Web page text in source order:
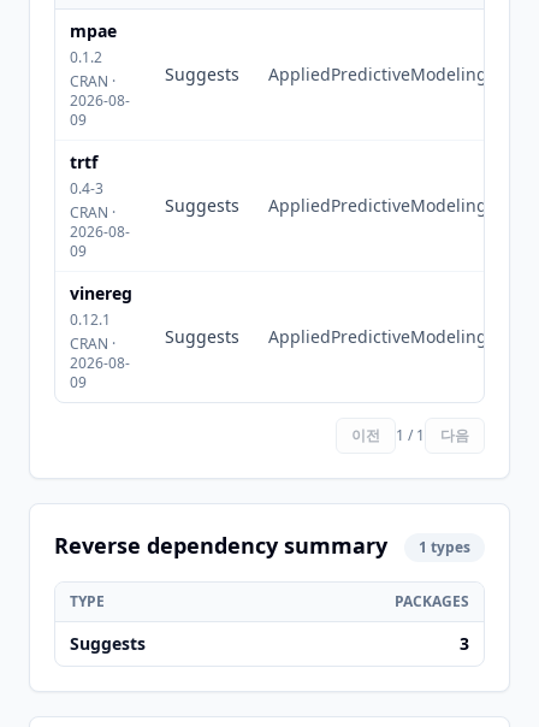
mpae
0.1.2
CRAN ·
2026-08-
09
Suggests AppliedPredictiveModeling
trtf
0.4-3
CRAN ·
2026-08-
09
Suggests AppliedPredictiveModeling
vinereg
0.12.1
CRAN ·
2026-08-
09
Suggests AppliedPredictiveModeling
이전 1 / 1 다음
Reverse dependency summary 1 types
TYPE PACKAGES
Suggests 3